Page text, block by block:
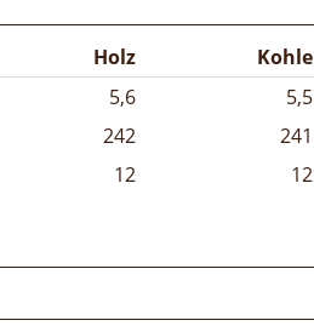
Holz
Kohle
5,6
5,5
242
241
12 12